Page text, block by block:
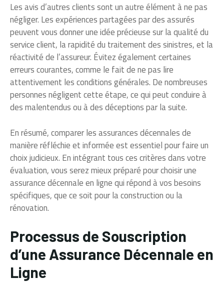
Les avis d’autres clients sont un autre élément à ne pas
négliger. Les expériences partagées par des assurés
peuvent vous donner une idée précieuse sur la qualité du
service client, la rapidité du traitement des sinistres, et la
réactivité de l’assureur. Évitez également certaines
erreurs courantes, comme le fait de ne pas lire
attentivement les conditions générales. De nombreuses
personnes négligent cette étape, ce qui peut conduire à
des malentendus ou à des déceptions par la suite.
En résumé, comparer les assurances décennales de
manière réfléchie et informée est essentiel pour faire un
choix judicieux. En intégrant tous ces critères dans votre
évaluation, vous serez mieux préparé pour choisir une
assurance décennale en ligne qui répond à vos besoins
spécifiques, que ce soit pour la construction ou la
rénovation.
Processus de Souscription
d’une Assurance Décennale en
Ligne